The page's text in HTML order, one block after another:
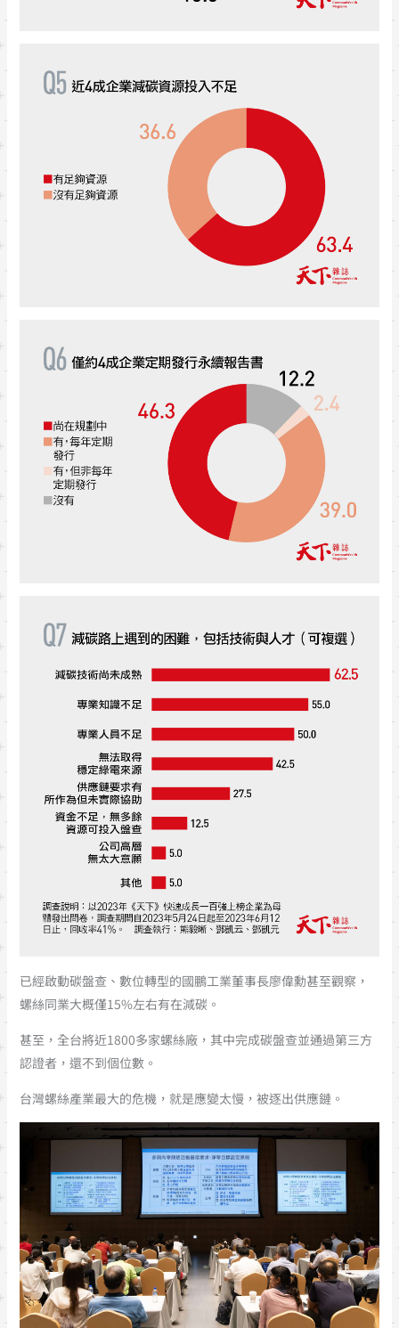
已經啟動碳盤查、數位轉型的國鵬工業董事長廖偉勳甚至觀察，
螺絲同業大概僅15%左右有在減碳。
甚至，全台將近1800多家螺絲廠，其中完成碳盤查並通過第三方
認證者，還不到個位數。
台灣螺絲產業最大的危機，就是應變太慢，被逐出供應鏈。